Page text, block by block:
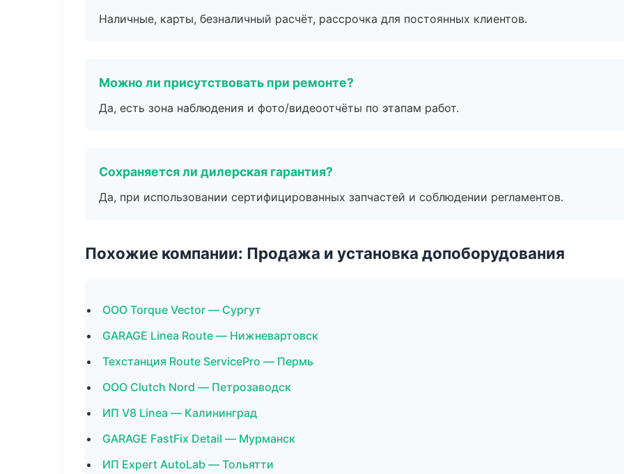
Наличные, карты, безналичный расчёт, рассрочка для постоянных клиентов.
Можно ли присутствовать при ремонте?
Да, есть зона наблюдения и фото/видеоотчёты по этапам работ.
Сохраняется ли дилерская гарантия?
Да, при использовании сертифицированных запчастей и соблюдении регламентов.
Похожие компании: Продажа и установка допоборудования
ООО Torque Vector — Сургут
GARAGE Linea Route — Нижневартовск
Техстанция Route ServicePro — Пермь
ООО Clutch Nord — Петрозаводск
ИП V8 Linea — Калининград
GARAGE FastFix Detail — Мурманск
ИП Expert AutoLab — Тольятти